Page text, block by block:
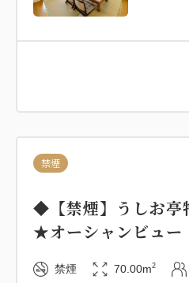
禁煙
◆【禁煙】うしお亭
★オーシャンビュー
禁煙 70.00m2